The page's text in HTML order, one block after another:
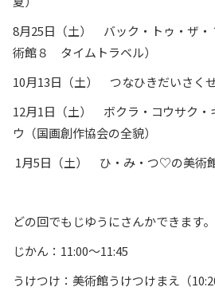
8月25日（土） バック・トゥ・ザ・
術館８ タイムトラベル）
10月13日（土） つなひきだいさく
12月1日（土） ボクラ・コウサク・
ウ（国画創作協会の全貌）
1月5日（土） ひ・み・つ♡の美術館
どの回でもじゆうにさんかできます。
じかん：11:00〜11:45
うけつけ：美術館うけつけまえ（